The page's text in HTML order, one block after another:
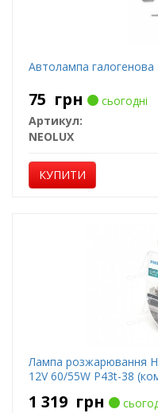
Автолампа галогенова
75 грн
сьогодні
Артикул:
NEOLUX
КУПИТИ
Лампа розжарювання
12V 60/55W P43t-38
1 319 грн